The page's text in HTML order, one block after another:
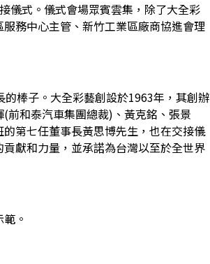
式。儀式會場眾賓雲集，除了大全彩
務中心主管、新竹工業區廠商協進會理
棒子。大全彩藝創設於1963年，其創辦
前和泰汽車集團總裁)、黃克銘、張景
第七任董事長黃思博先生，也在交接儀
獻和力量，並承諾為台灣以至於全世界
。